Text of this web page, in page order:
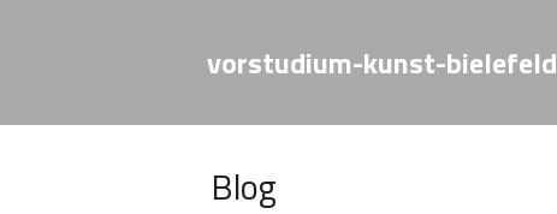
vorstudium-kunst-bielefeld
Blog